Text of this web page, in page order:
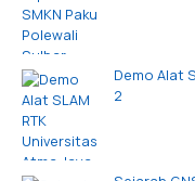
Demo Alat
2